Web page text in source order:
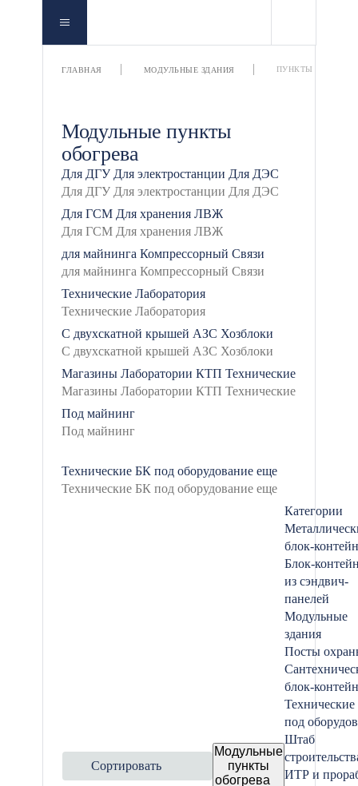
ГЛАВНАЯ МОДУЛЬНЫЕ ЗДАНИЯ ПУНКТЫ
Модульные пункты
обогрева
Для ДГУ Для электростанции Для ДЭС
Для ГСМ Для хранения ЛВЖ
для майнинга Компрессорный Связи
Технические Лаборатория
С двухскатной крышей АЗС Хозблоки
Магазины Лаборатории КТП Технические
Под майнинг
Технические БК под оборудование еще
Сортировать
Модульные
пункты
обогрева
Категории
блок-
Блок-
из сэндвич-
панелей
Модульные
здания
Посты
блок-
под
Штаб
ИТР и